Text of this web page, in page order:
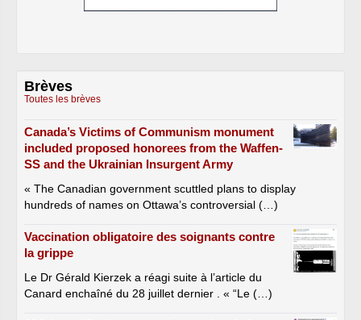
Brèves
Toutes les brèves
Canada’s Victims of Communism monument
included proposed honorees from the Waffen-
SS and the Ukrainian Insurgent Army
« The Canadian government scuttled plans to display
hundreds of names on Ottawa’s controversial (…)
Vaccination obligatoire des soignants contre
la grippe
Le Dr Gérald Kierzek a réagi suite à l’article du
Canard enchaîné du 28 juillet dernier . « “Le (…)